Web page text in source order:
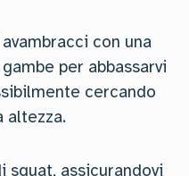
con una
per abbassarvi
cercando
altezza.
squat, assicurandovi